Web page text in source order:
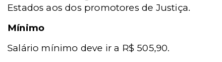
Estados aos dos promotores de Justiça.
Mínimo
Salário mínimo deve ir a R$ 505,90.